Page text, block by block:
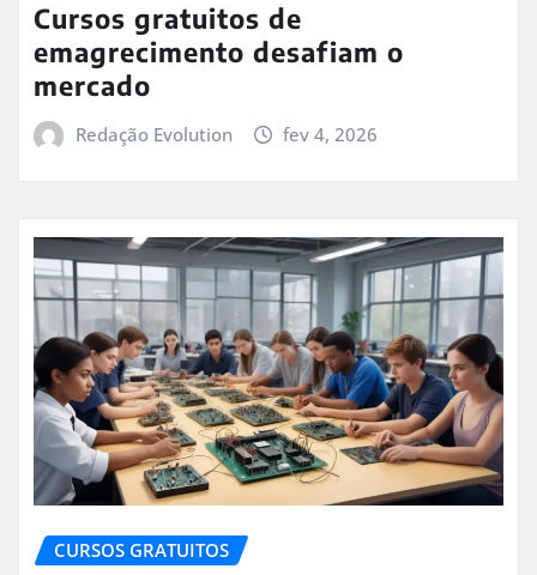
Cursos gratuitos de
emagrecimento desafiam o
mercado
Redação Evolution fev 4, 2026
CURSOS GRATUITOS